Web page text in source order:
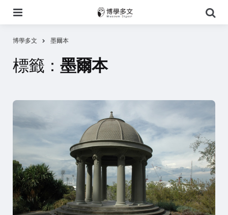
尋
博學多文 墨爾本
標籤： 墨爾本